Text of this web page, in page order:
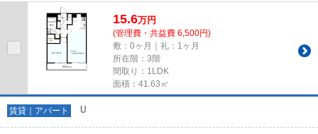
費用クレジット決済対応 【お部屋...
15.6万円
(管理費・共益費 6,500円)
敷：0ヶ月｜礼：1ヶ月
所在階：3階
間取り：1LDK
面積：41.63㎡
賃貸｜アパート Ｕ